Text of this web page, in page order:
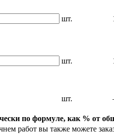
по формуле, как % от
шт.
шт.
шт.
работ вы также можете